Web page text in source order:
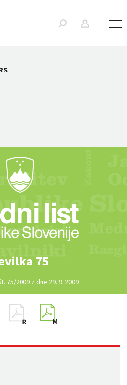
75
75/2009 z dne 29. 9. 2009